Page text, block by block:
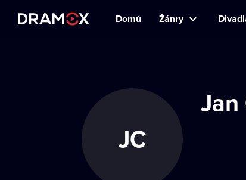
Domů Žánry
JC